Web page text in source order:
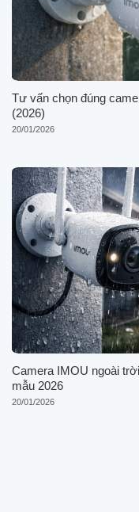
Tư vấn chọn đúng
(2026)
20/01/2026
Camera IMOU ngoài
mẫu 2026
20/01/2026